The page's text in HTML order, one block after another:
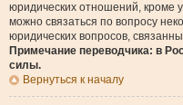
юридических отношений, кроме
можно связаться по вопросу
юридических вопросов,
Примечание переводчика: в
силы.
Вернуться к началу